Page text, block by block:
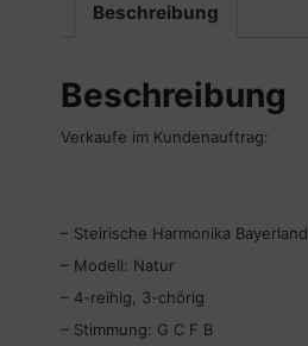
Beschreibung
Beschreibung
Verkaufe im Kundenauftrag:
– Steirische Harmonika Bayerland
– Modell: Natur
– 4-reihig, 3-chörig
– Stimmung: G C F B